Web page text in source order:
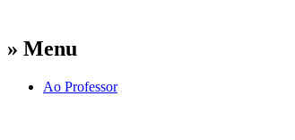
» Menu
Ao Professor